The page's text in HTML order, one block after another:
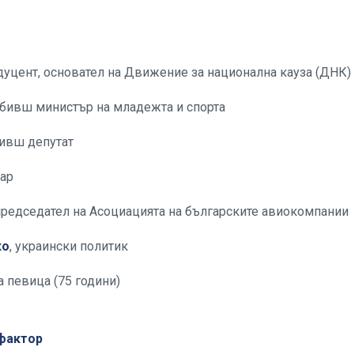
основател на Движение за национална кауза (ДНК)
министър на младежта и спорта
депутат
на Асоциацията на българските авиокомпании
, украински политик
певица (75 години)